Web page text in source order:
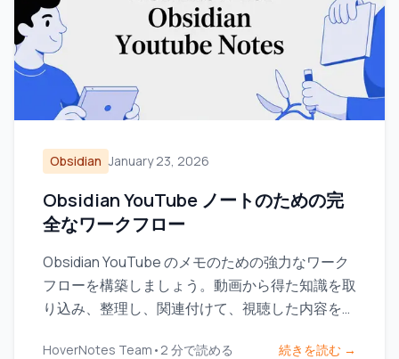
Obsidian January 23, 2026
Obsidian YouTube ノートのための完
全なワークフロー
Obsidian YouTube のメモのための強力なワーク
フローを構築しましょう。動画から得た知識を取
り込み、整理し、関連付けて、視聴した内容を実
HoverNotes Team • 2 分で読める 続きを読む →